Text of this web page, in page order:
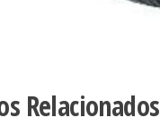
Relacionados